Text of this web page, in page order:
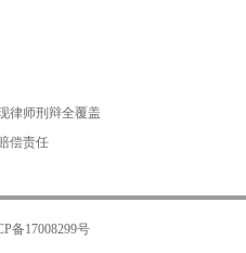
律师刑辩全覆盖
偿责任
备17008299号